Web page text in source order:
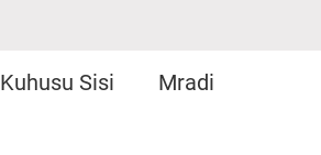
Kuhusu Sisi
Mradi